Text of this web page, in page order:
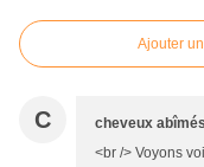
Ajouter
C cheveux abîmés
<br /> Voyons